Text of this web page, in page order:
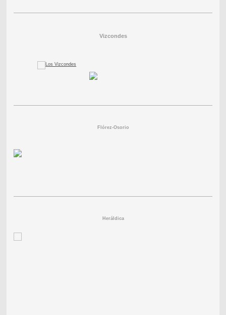
Vizcondes
Flórez-Osorio
Heráldica